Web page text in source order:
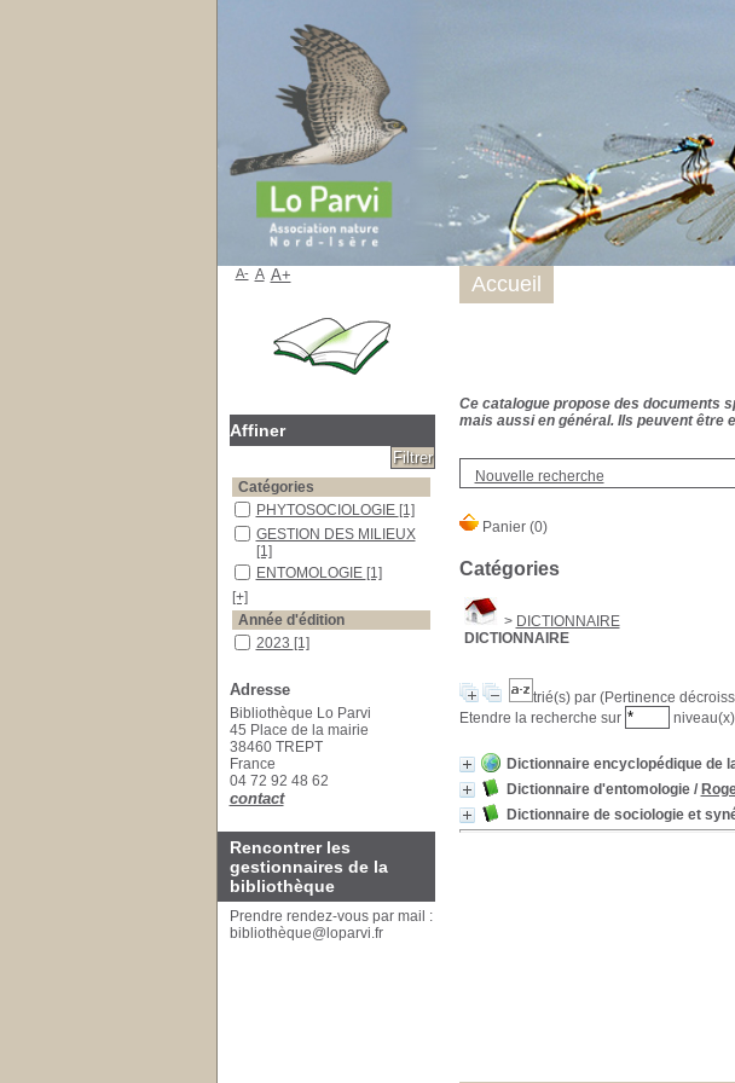
Ce catalogue propose des documents
mais aussi en général. Ils peuvent être
Nouvelle recherche
Catégories
> DICTIONNAIRE
DICTIONNAIRE
trié(s) par (Pertinence
Etendre la recherche sur
Dictionnaire encyclopédique de
Dictionnaire d'entomologie/
Dictionnaire de sociologie et
Accueil
A- A A+
Affiner
Catégories
PHYTOSOCIOLOGIE [1]
GESTION DES MILIEUX
[1]
ENTOMOLOGIE [1]
[+]
Année d'édition
2023 [1]
[+]
Auteurs
Triplet[1]
Géhu
[+]
Adresse
Bibliothèque Lo Parvi
45 Place de la mairie
38460 TREPT
France
04 72 92 48 62
contact
Rencontrer les
gestionnaires de la
bibliothèque
Prendre rendez-vous par mail :
bibliothèque@loparvi.fr